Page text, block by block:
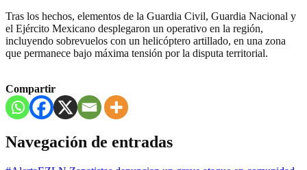
Tras los hechos, elementos de la Guardia Civil, Guardia Nacional y
el Ejército Mexicano desplegaron un operativo en la región,
incluyendo sobrevuelos con un helicóptero artillado, en una zona
que permanece bajo máxima tensión por la disputa territorial.
Compartir
Navegación de entradas